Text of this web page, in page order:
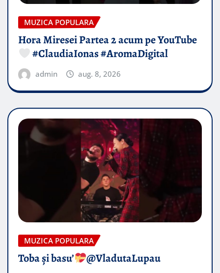
MUZICA POPULARA
Hora Miresei Partea 2 acum pe YouTube
#ClaudiaIonas #AromaDigital
admin aug. 8, 2026
MUZICA POPULARA
Toba și basu’ @VladutaLupau